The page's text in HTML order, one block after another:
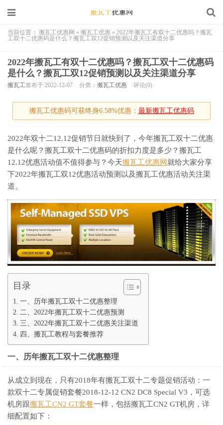
当前位置： 搬瓦工优惠网 » 搬瓦工优惠 » 2022年搬瓦工有双十二优惠吗？搬瓦
工双十二优惠码是什么？搬瓦工双12促销预测以及关注渠道分享
2022年搬瓦工有双十二优惠吗？搬瓦工双十二优惠码
是什么？搬瓦工双12促销预测以及关注渠道分享
搬瓦工发布于 2022-12-07 分类： 搬瓦工优惠 评论(0)
搬瓦工优惠码可获终身6.58%优惠： 最新搬瓦工优惠码
2022年双十二12.12促销节日就快到了，今年搬瓦工双十二优惠
是什么呢？搬瓦工双十二优惠码的折扣力度是多少？搬瓦工
12.12优惠活动值不值得参与？今天搬瓦工优惠网 就给大家分享
下2022年搬瓦工双12优惠活动预测以及搬瓦工优惠活动关注渠
道。
目录
一、历年搬瓦工双十二优惠整理
二、2022年搬瓦工双十二优惠预测
三、2022年搬瓦工双十二优惠关注渠道
四、搬瓦工教程与套餐推荐
一、历年搬瓦工双十二优惠整理
从成立到现在，只有2018年有搬瓦工双十二专题促销活动：一
款双十二专属促销套餐2018-12-12 CN2 DC8 Special V3，可选
机房跟搬瓦工CN2 GT套餐一样，包括搬瓦工CN2 GT机房，详
细配置如下：